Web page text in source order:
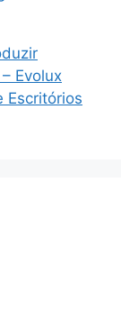
Evolux
Escritórios